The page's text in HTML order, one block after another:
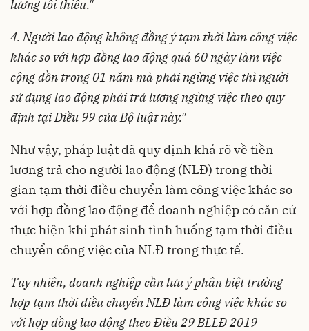
lương tối thiểu."
4. Người lao động không đồng ý tạm thời làm công việc
khác so với hợp đồng lao động quá 60 ngày làm việc
cộng dồn trong 01 năm mà phải ngừng việc thì người
sử dụng lao động phải trả lương ngừng việc theo quy
định tại Điều 99 của Bộ luật này."
Như vậy, pháp luật đã quy định khá rõ về tiền
lương trả cho người lao động (NLĐ) trong thời
gian tạm thời điều chuyển làm công việc khác so
với hợp đồng lao động để doanh nghiệp có căn cứ
thực hiện khi phát sinh tình huống tạm thời điều
chuyển công việc của NLĐ trong thực tế.
Tuy nhiên, doanh nghiệp cần lưu ý phân biệt trường
hợp tạm thời điều chuyển NLĐ làm công việc khác so
với hợp đồng lao động theo Điều 29 BLLĐ 2019